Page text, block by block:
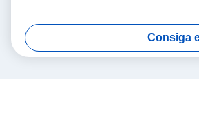
Consiga